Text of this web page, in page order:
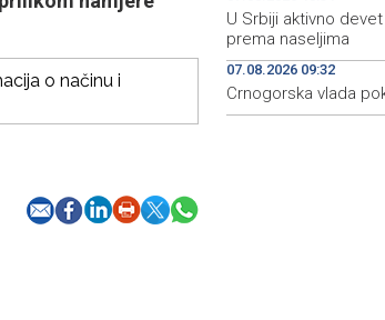
o načinu i
U Srbiji aktivno
prema naseljima
07.08.2026 09:32
Crnogorska vlada